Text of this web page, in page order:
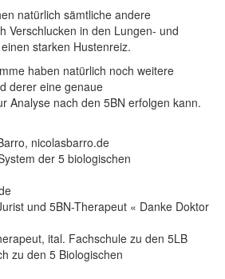
natürlich sämtliche andere
Verschlucken in den Lungen- und
starken Hustenreiz.
haben natürlich noch weitere
derer eine genaue
Analyse nach den 5BN erfolgen kann.
nicolasbarro.de
der 5 biologischen
und 5BN-Therapeut « Danke Doktor
ital. Fachschule zu den 5LB
zu den 5 Biologischen